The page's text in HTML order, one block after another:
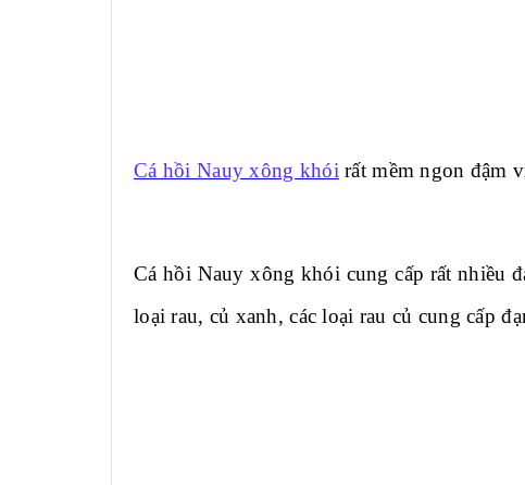
Cá hồi Nauy xông khóirất mềm ngon đậm
Cá hồi Nauy xông khói cung cấp rất nhiều
loại rau, củ xanh, các loại rau củ cung cấp